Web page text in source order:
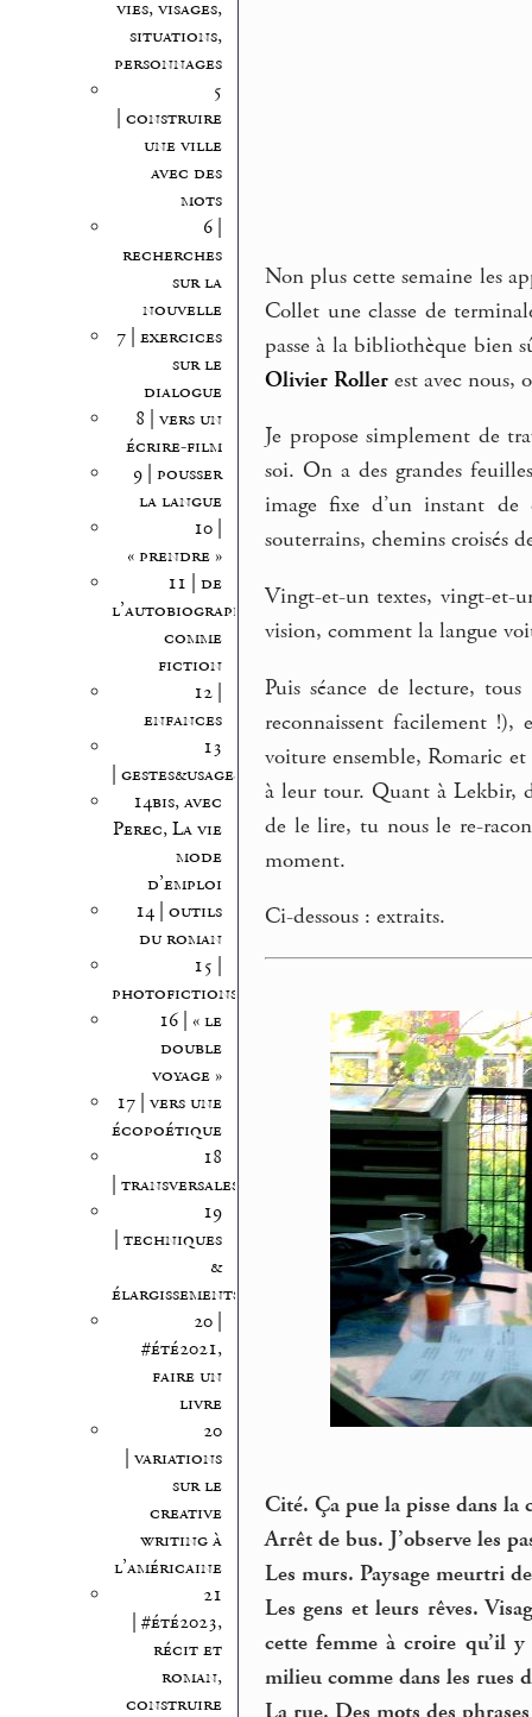
vies, visages,
situations,
personnages
5
| construire
une ville
avec des
mots
6 |
recherches
sur la
nouvelle
7 | exercices
sur le
dialogue
8 | vers un
écrire-film
9 | pousser
la langue
10 |
« prendre »
11 | de
l’autobiographie
comme
fiction
12 |
enfances
13
| gestes&usages
14bis, avec
Perec, La vie
mode
d’emploi
14 | outils
du roman
15 |
photofictions
16 | « le
double
voyage »
17 | vers une
écopoétique
18
| transversales
19
| techniques
&
élargissements
20 |
#été2021,
faire un
livre
20
| variations
sur le
creative
writing à
l’américaine
21
| #été2023,
récit et
roman,
construire
Non plus cette semaine les
Collet une classe de
passe à la bibliothèque bien
Olivier Roller est avec nous,
Je propose simplement de
soi. On a des grandes
image fixe d’un instant de
souterrains, chemins croisés
Vingt-et-un textes, vingt-et-
vision, comment la langue
Puis séance de lecture,
reconnaissent facilement
voiture ensemble, Romaric
à leur tour. Quant à Lekbir,
de le lire, tu nous le re-
moment.
Ci-dessous : extraits.
Cité. Ça pue la pisse dans la
Arrêt de bus. J’observe les
Les murs. Paysage meurtri
Les gens et leurs rêves.
cette femme à croire qu’il
milieu comme dans les rues